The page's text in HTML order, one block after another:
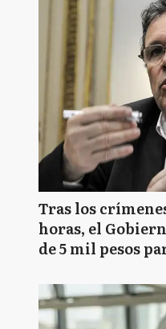
Tras los
horas, el
de 5 mil pesos